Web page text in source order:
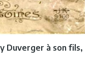
Duverger à son fils,